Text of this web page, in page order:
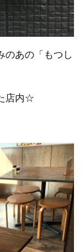
のあの「もつし
店内☆